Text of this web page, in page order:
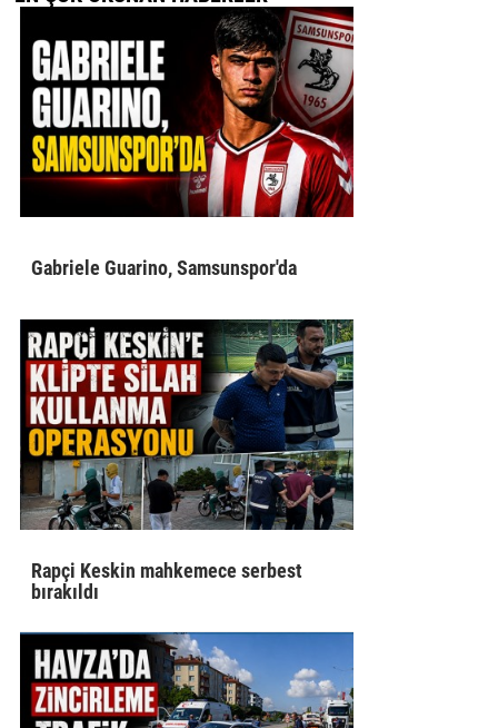
Gabriele Guarino, Samsunspor'da
Rapçi Keskin mahkemece serbest
bırakıldı